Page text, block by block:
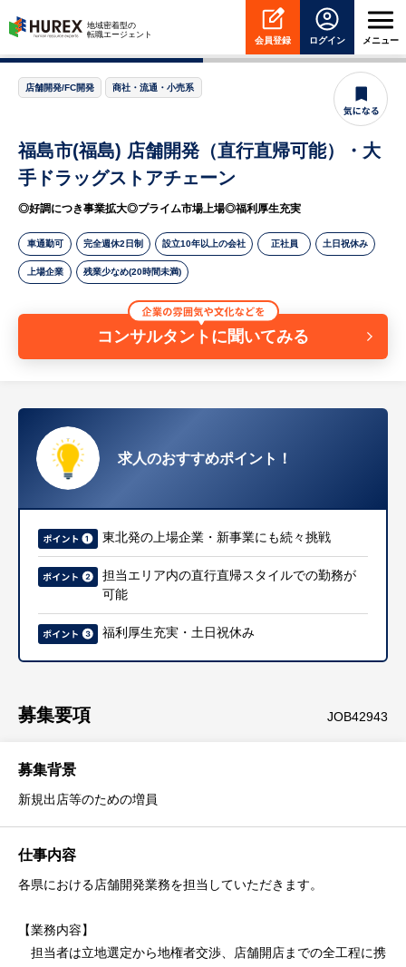
HUREX
地域密着型の
転職エージェント
会員登録 ログイン メニュー
店舗開発/FC開発 商社・流通・小売系
福島市(福島) 店舗開発（直行直帰可能）・大
手ドラッグストアチェーン
◎好調につき事業拡大◎プライム市場上場◎福利厚生充実
車通勤可 完全週休2日制 設立10年以上の会社 正社員 土日祝休み
上場企業 残業少なめ(20時間未満)
コンサルタントに聞いてみる
求人のおすすめポイント！
東北発の上場企業・新事業にも続々挑戦
担当エリア内の直行直帰スタイルでの勤務が
可能
福利厚生充実・土日祝休み
募集要項 JOB42943
募集背景
新規出店等のための増員
仕事内容
各県における店舗開発業務を担当していただきます。
【業務内容】
担当者は立地選定から地権者交渉、店舗開店までの全工程に携